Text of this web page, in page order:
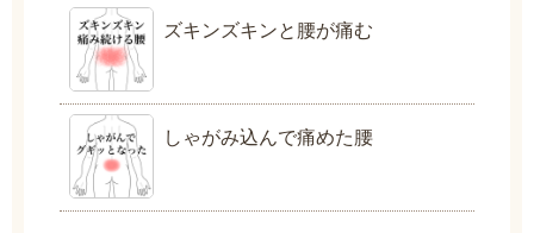
ズキンズキンと腰が痛む
しゃがみ込んで痛めた腰